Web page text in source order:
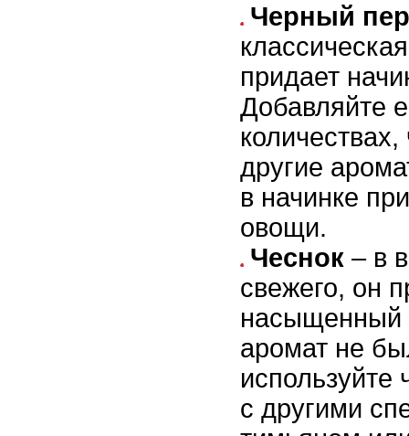
Черный
придает
Добавляйте
другие
в начинке
овощи.
Чеснок – в
свежего, он
насыщенный
аромат не
используйте
с другими